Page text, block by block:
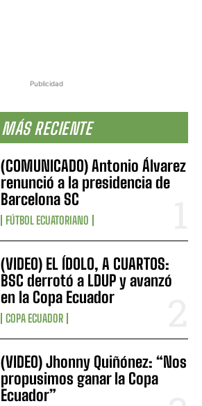
Publicidad
MÁS RECIENTE
(COMUNICADO) Antonio Álvarez
renunció a la presidencia de
Barcelona SC
FÚTBOL ECUATORIANO
(VIDEO) EL ÍDOLO, A CUARTOS:
BSC derrotó a LDUP y avanzó
en la Copa Ecuador
COPA ECUADOR
(VIDEO) Jhonny Quiñónez: “Nos
propusimos ganar la Copa
Ecuador”